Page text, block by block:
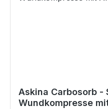
Askina Carbosorb
Wundkompresse